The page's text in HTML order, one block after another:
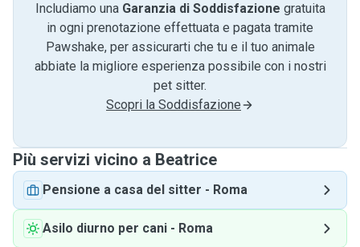
Includiamo una Garanzia di Soddisfazione gratuita
in ogni prenotazione effettuata e pagata tramite
Pawshake, per assicurarti che tu e il tuo animale
abbiate la migliore esperienza possibile con i nostri
pet sitter.
Scopri la Soddisfazione
Più servizi vicino a Beatrice
Pensione a casa del sitter - Roma
Asilo diurno per cani - Roma